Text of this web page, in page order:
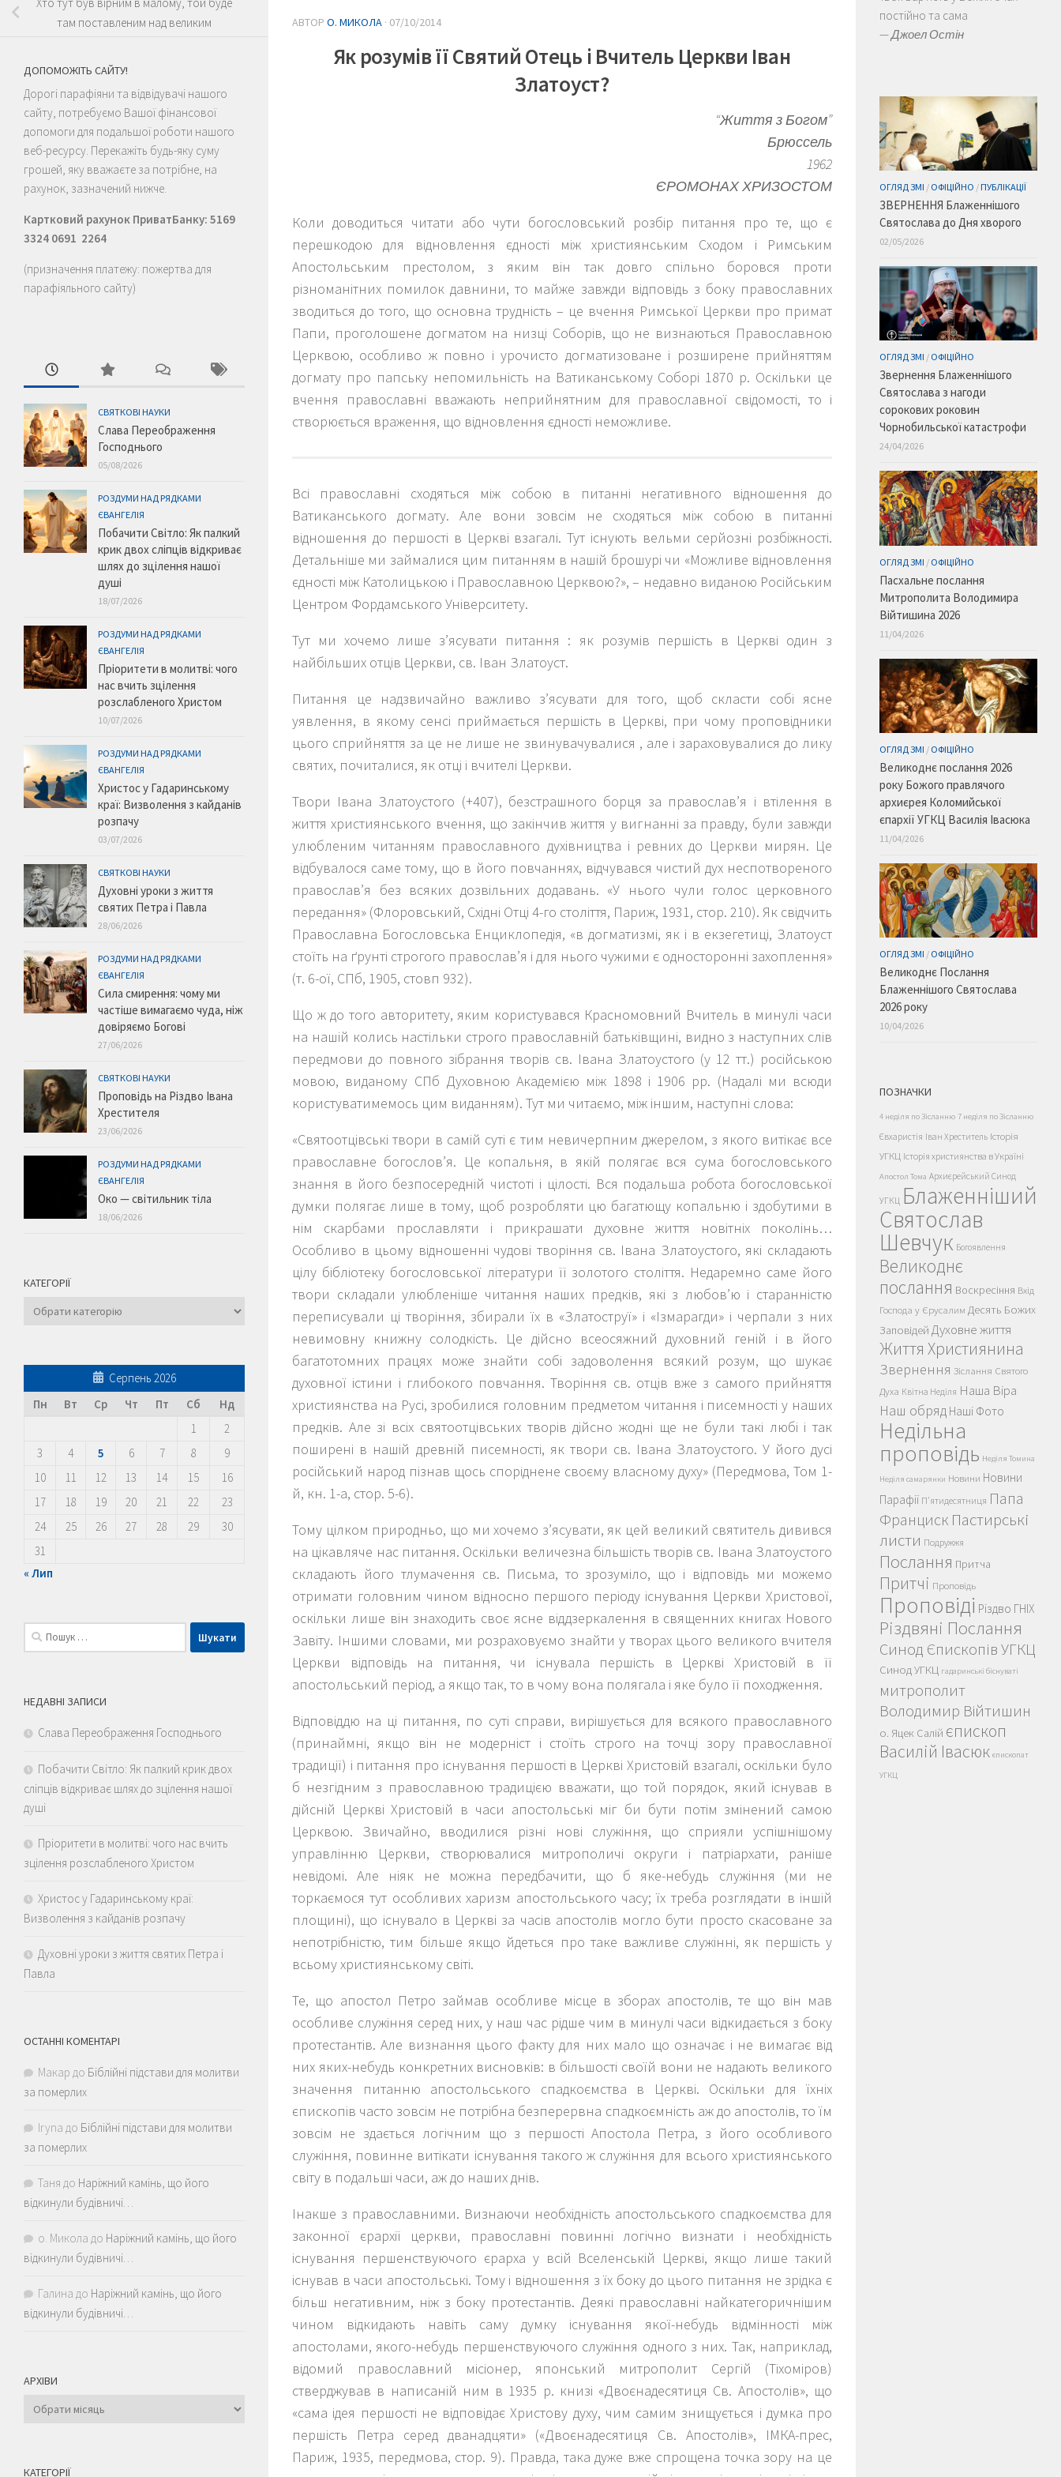
АВТОР О. МИКОЛА · 07/10/2014
Як розумів її Святий Отець і Вчитель Церкви Іван
Златоуст?
“Життя з Богом”
Брюссель
1962
ЄРОМОНАХ ХРИЗОСТОМ
Коли доводиться читати або чути богословський розбір питання про те, що є
перешкодою для відновлення єдності між християнським Сходом і Римським
Апостольським престолом, з яким він так довго спільно боровся проти
різноманітних помилок давнини, то майже завжди відповідь з боку православних
зводиться до того, що основна трудність – це вчення Римської Церкви про примат
Папи, проголошене догматом на низці Соборів, що не визнаються Православною
Церквою, особливо ж повно і урочисто догматизоване і розширене прийняттям
догмату про папську непомильність на Ватиканському Соборі 1870 р. Оскільки це
вчення православні вважають неприйнятним для православної свідомості, то і
створюється враження, що відновлення єдності неможливе.
Всі православні сходяться між собою в питанні негативного відношення до
Ватиканського догмату. Але вони зовсім не сходяться між собою в питанні
відношення до першості в Церкві взагалі. Тут існують вельми серйозні розбіжності.
Детальніше ми займалися цим питанням в нашій брошурі чи «Можливе відновлення
єдності між Католицькою і Православною Церквою?», – недавно виданою Російським
Центром Фордамського Університету.
Тут ми хочемо лише з’ясувати питання : як розумів першість в Церкві один з
найбільших отців Церкви, св. Іван Златоуст.
Питання це надзвичайно важливо з’ясувати для того, щоб скласти собі ясне
уявлення, в якому сенсі приймається першість в Церкві, при чому проповідники
цього сприйняття за це не лише не звинувачувалися , але і зараховувалися до лику
святих, почиталися, як отці і вчителі Церкви.
Твори Івана Златоустого (+407), безстрашного борця за православ’я і втілення в
життя християнського вчення, що закінчив життя у вигнанні за правду, були завжди
улюбленим читанням православного духівництва і ревних до Церкви мирян. Це
відбувалося саме тому, що в його повчаннях, відчувався чистий дух неспотвореного
православ’я без всяких дозвільних додавань. «У нього чули голос церковного
передання» (Флоровський, Східні Отці 4-го століття, Париж, 1931, стор. 210). Як свідчить
Православна Богословська Енциклопедія, «в догматизмі, як і в екзегетиці, Златоуст
стоїть на ґрунті строгого православ’я і для нього чужими є односторонні захоплення»
(т. 6-ої, СПб, 1905, стовп 932).
Що ж до того авторитету, яким користувався Красномовний Вчитель в минулі часи
на нашій колись настільки строго православній батьківщині, видно з наступних слів
передмови до повного зібрання творів св. Івана Златоустого (у 12 тт.) російською
мовою, виданому СПб Духовною Академією між 1898 і 1906 рр. (Надалі ми всюди
користуватимемось цим виданням). Тут ми читаємо, між іншим, наступні слова:
«Святоотцівські твори в самій суті є тим невичерпним джерелом, з якого витікає все
православне богослов’я. Це копальня, в якій полягає вся сума богословського
знання в його безпосередній чистоті і цілості. Вся подальша робота богословської
думки полягає лише в тому, щоб розробляти цю багатющу копальню і здобутими в
нім скарбами прославляти і прикрашати духовне життя новітніх поколінь…
Особливо в цьому відношенні чудові творіння св. Івана Златоустого, які складають
цілу бібліотеку богословської літератури її золотого століття. Недаремно саме його
твори складали улюбленіше читання наших предків, які з любов’ю і старанністю
переписували ці творіння, збирали їх в «Златоструї» і «Ізмарагди» і черпали з них
невимовну книжну солодкість. Це дійсно всеосяжний духовний геній і в його
багатотомних працях може знайти собі задоволення всякий розум, що шукає
духовної істини і глибокого повчання. Творіння св. отців вже з самого прийняття
християнства на Русі, зробилися головним предметом читання і писемності у наших
предків. Але зі всіх святоотцівських творів дійсно жодні ще не були такі любі і так
поширені в нашій древній писемності, як твори св. Івана Златоустого. У його дусі
російський народ пізнав щось споріднене своєму власному духу» (Передмова, Том 1-
й, кн. 1-а, стор. 5-6).
Тому цілком природньо, що ми хочемо з’ясувати, як цей великий святитель дивився
на цікавляче нас питання. Оскільки величезна більшість творів св. Івана Златоустого
складають його тлумачення св. Письма, то зрозуміло, що і відповідь ми можемо
отримати головним чином відносно першого періоду існування Церкви Христової,
оскільки лише він знаходить своє ясне віддзеркалення в священних книгах Нового
Завіту. Іншими словами, ми розраховуємо знайти у творах цього великого вчителя
Церкви відповідь на питання, чи існувала першість в Церкві Христовій в її
апостольський період, а якщо так, то в чому вона полягала і яке було її походження.
Відповіддю на ці питання, по суті справи, вирішується для всякого православного
(принаймні, якщо він не модерніст і стоїть строго на точці зору православної
традиції) і питання про існування першості в Церкві Христовій взагалі, оскільки було
б незгідним з православною традицією вважати, що той порядок, який існував в
дійсній Церкві Христовій в часи апостольські міг би бути потім змінений самою
Церквою. Звичайно, вводилися різні нові служіння, що сприяли успішнішому
управлінню Церкви, створювалися митрополичі округи і патріархати, раніше
невідомі. Але ніяк не можна передбачити, що б яке-небудь служіння (ми не
торкаємося тут особливих харизм апостольського часу; їх треба розглядати в іншій
площині), що існувало в Церкві за часів апостолів могло бути просто скасоване за
непотрібністю, тим більше якщо йдеться про таке важливе служінні, як першість у
всьому християнському світі.
Те, що апостол Петро займав особливе місце в зборах апостолів, те що він мав
особливе служіння серед них, у наш час рідше чим в минулі часи відкидається з боку
протестантів. Але визнання цього факту для них мало що означає і не вимагає від
них яких-небудь конкретних висновків: в більшості своїй вони не надають великого
значення питанню апостольського спадкоємства в Церкві. Оскільки для їхніх
єпископів часто зовсім не потрібна безперервна спадкоємність аж до апостолів, то їм
зовсім не здається логічним що з першості Апостола Петра, з його особливого
служіння, повинне витікати існування такого ж служіння для всього християнського
світу в подальші часи, аж до наших днів.
Інакше з православними. Визнаючи необхідність апостольського спадкоємства для
законної єрархії церкви, православні повинні логічно визнати і необхідність
існування першенствуючого єрарха у всій Вселенській Церкві, якщо лише такий
існував в часи апостольські. Тому і відношення з їх боку до цього питання не зрідка є
більш негативним, ніж з боку протестантів. Деякі православні найкатегоричнішим
чином відкидають навіть саму думку існування якої-небудь відмінності між
апостолами, якого-небудь першенствуючого служіння одного з них. Так, наприклад,
відомий православний місіонер, японський митрополит Сергій (Тіхоміров)
стверджував в написаній ним в 1935 р. книзі «Двоєнадесятиця Св. Апостолів», що
«сама ідея першості не відповідає Христову духу, чим самим знищується і думка про
першість Петра серед дванадцяти» («Двоєнадесятиця Св. Апостолів», ІМКА-прес,
Париж, 1935, передмова, стор. 9). Правда, така дуже вже спрощена точка зору на це
Хто тут був вірним в малому, той буде
там поставленим над великим
ДОПОМОЖІТЬ САЙТУ!
Дорогі парафіяни та відвідувачі нашого
сайту, потребуємо Вашої фінансової
допомоги для подальшої роботи нашого
веб-ресурсу. Перекажіть будь-яку суму
грошей, яку вважаєте за потрібне, на
рахунок, зазначений нижче.
Картковий рахунок ПриватБанку: 5169
3324 0691 2264
(призначення платежу: пожертва для
парафіяльного сайту)
СВЯТКОВІ НАУКИ
Слава Переображення
Господнього
05/08/2026
РОЗДУМИ НАД РЯДКАМИ
ЄВАНГЕЛІЯ
Побачити Світло: Як палкий
крик двох сліпців відкриває
шлях до зцілення нашої
душі
18/07/2026
РОЗДУМИ НАД РЯДКАМИ
ЄВАНГЕЛІЯ
Пріоритети в молитві: чого
нас вчить зцілення
розслабленого Христом
10/07/2026
РОЗДУМИ НАД РЯДКАМИ
ЄВАНГЕЛІЯ
Христос у Гадаринському
краї: Визволення з кайданів
розпачу
03/07/2026
СВЯТКОВІ НАУКИ
Духовні уроки з життя
святих Петра і Павла
28/06/2026
РОЗДУМИ НАД РЯДКАМИ
ЄВАНГЕЛІЯ
Сила смирення: чому ми
частіше вимагаємо чуда, ніж
довіряємо Богові
27/06/2026
СВЯТКОВІ НАУКИ
Проповідь на Різдво Івана
Хрестителя
23/06/2026
РОЗДУМИ НАД РЯДКАМИ
ЄВАНГЕЛІЯ
Око — світильник тіла
18/06/2026
КАТЕГОРІЇ
Категорії
Серпень 2026
Пн
Вт Ср Чт Пт Сб
Нд
1
2
3
4 5 6 7 8
9
10
11 12 13 14 15
16
17
18 19 20 21 22
23
24
25 26 27 28 29
30
31
« Лип
Пошук:
НЕДАВНІ ЗАПИСИ
Слава Переображення Господнього
Побачити Світло: Як палкий крик двох
сліпців відкриває шлях до зцілення нашої
душі
Пріоритети в молитві: чого нас вчить
зцілення розслабленого Христом
Христос у Гадаринському краї:
Визволення з кайданів розпачу
Духовні уроки з життя святих Петра і
Павла
ОСТАННІ КОМЕНТАРІ
Макар до Біблійні підстави для молитви
за померлих
Iryna до Біблійні підстави для молитви
за померлих
Таня до Наріжний камінь, що його
відкинули будівничі…
о. Микола до Наріжний камінь, що його
відкинули будівничі…
Галина до Наріжний камінь, що його
відкинули будівничі…
АРХІВИ
Архіви
КАТЕГОРІЇ
постійно та сама
—Джоел Остін
ОГЛЯД ЗМІ / ОФІЦІЙНО /ПУБЛІКАЦІЇ
ЗВЕРНЕННЯ Блаженнішого
Святослава до Дня хворого
02/05/2026
ОГЛЯД ЗМІ / ОФІЦІЙНО
Звернення Блаженнішого
Святослава з нагоди
сорокових роковин
Чорнобильської катастрофи
24/04/2026
ОГЛЯД ЗМІ / ОФІЦІЙНО
Пасхальне послання
Митрополита Володимира
Війтишина 2026
11/04/2026
ОГЛЯД ЗМІ / ОФІЦІЙНО
Великоднє послання 2026
року Божого правлячого
архиєрея Коломийської
єпархії УГКЦ Василія Івасюка
11/04/2026
ОГЛЯД ЗМІ / ОФІЦІЙНО
Великоднє Послання
Блаженнішого Святослава
2026 року
10/04/2026
ПОЗНАЧКИ
4 неділя по Зісланню 7 неділя по Зісланню
Євхаристія Іван Хреститель Історія
УГКЦ Історія християнства в Україні
Апостол Тома Архиєрейський Синод
УГКЦ Блаженніший
Святослав
Шевчук Богоявлення
Великоднє
послання Воскресіння Вхід
Господа у Єрусалим Десять Божих
Заповідей Духовне життя
Життя Християнина
Звернення Зіслання Святого
Духа Квітна Неділя Наша Віра
Наш обряд Наші Фото
Недільна
проповідь Неділя Томина
Неділя самарянки Новини Новини
Парафії П'ятидесятниця Папа
Франциск Пастирські
листи Подружжя
Послання Притча
Притчі Проповідь
Проповіді Різдво ГНІХ
Різдвяні Послання
Синод Єпископів УГКЦ
Синод УГКЦ гадаринські біснуваті
митрополит
Володимир Війтишин
о. Яцек Салій єпископ
Василій Івасюк єпископат
УГКЦ